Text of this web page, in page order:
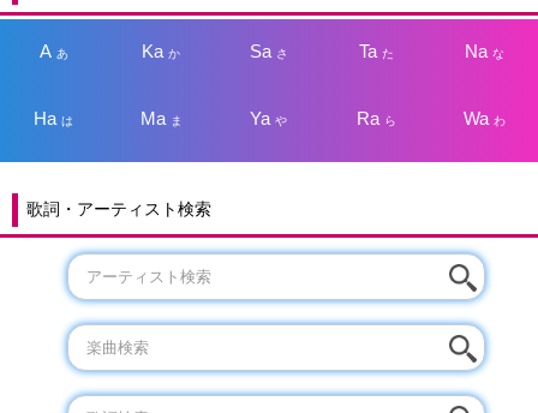
A あ Kaか Sa さ Taた Na な
Haは Ma ま Yaや Ra ら Wa わ
歌詞・アーティスト検索